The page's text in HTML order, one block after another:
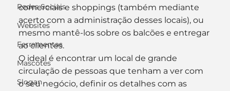
Redes Sociais
Websites
Ferramentas
Mascotes
Slogan
comerciais e shoppings (também mediante
acerto com a administração desses locais), ou
mesmo mantê-los sobre os balcões e entregar
ao clientes.
O ideal é encontrar um local de grande
circulação de pessoas que tenham a ver com
o seu negócio, definir os detalhes com as